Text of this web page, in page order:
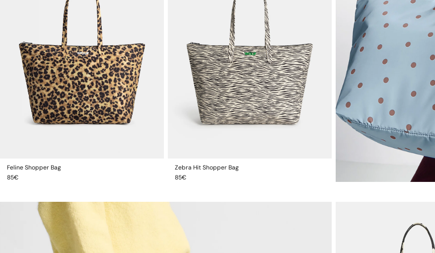
AJOUTER AU PANIER
Feline Shopper Bag
Prix
85€
AJOUTER AU PANIER
Zebra Hit Shopper Bag
Prix
85€